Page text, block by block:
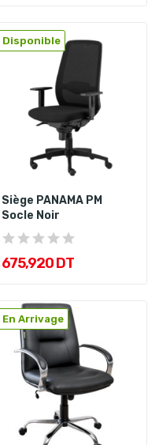
Disponible
Siège PANAMA PM
Socle Noir
675,920 DT
En Arrivage